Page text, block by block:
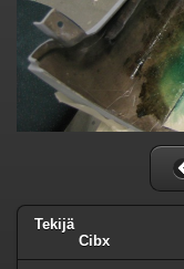
Tekijä
Cibx